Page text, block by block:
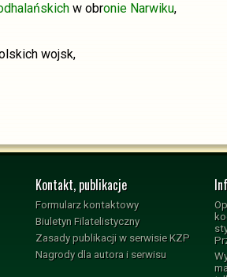
w obronie Narwiku,
wojsk,
Kontakt, publikacje
Formularz kontaktowy
Biuletyn Filatelistyczny
Zasady publikacji w serwisie KZP
Nagrody dla autora i serwisu